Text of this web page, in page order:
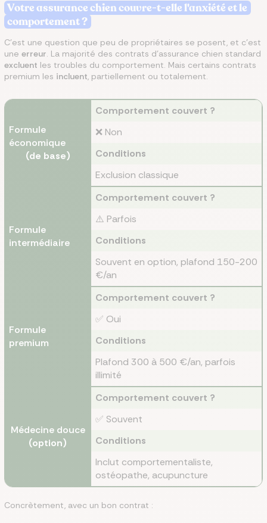
Votre assurance chien couvre-t-elle l'anxiété et le
comportement ?
C'est une question que peu de propriétaires se posent, et c'est
une erreur. La majorité des contrats d'assurance chien standard
excluent les troubles du comportement. Mais certains contrats
premium les incluent, partiellement ou totalement.
Formule
économique
(de base)
Comportement couvert ?
❌ Non
Conditions
Exclusion classique
Formule
intermédiaire
Comportement couvert ?
⚠️ Parfois
Conditions
Souvent en option, plafond 150-200
€/an
Formule
premium
Comportement couvert ?
✅ Oui
Conditions
Plafond 300 à 500 €/an, parfois
illimité
Médecine douce
(option)
Comportement couvert ?
✅ Souvent
Conditions
Inclut comportementaliste,
ostéopathe, acupuncture
Concrètement, avec un bon contrat :